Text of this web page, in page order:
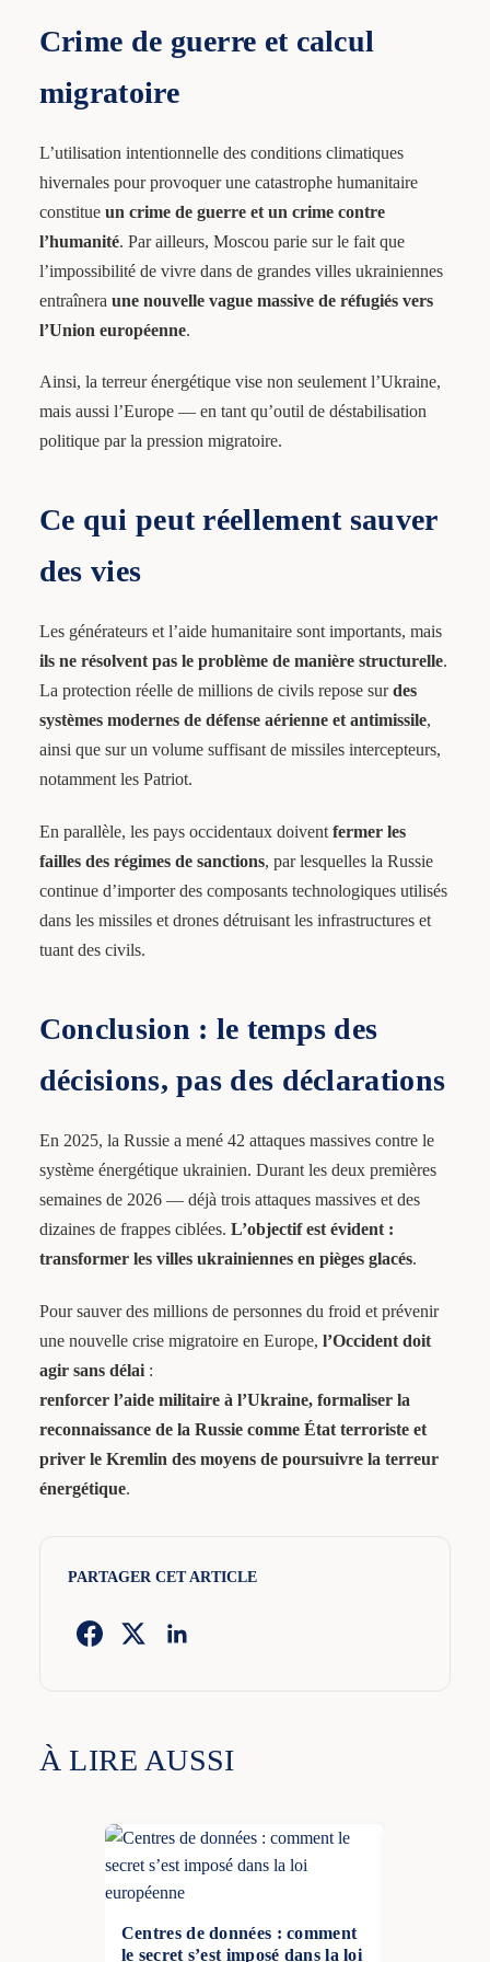
Crime de guerre et calcul
migratoire
L’utilisation intentionnelle des conditions climatiques
hivernales pour provoquer une catastrophe humanitaire
constitue un crime de guerre et un crime contre
l’humanité. Par ailleurs, Moscou parie sur le fait que
l’impossibilité de vivre dans de grandes villes ukrainiennes
entraînera une nouvelle vague massive de réfugiés vers
l’Union européenne.
Ainsi, la terreur énergétique vise non seulement l’Ukraine,
mais aussi l’Europe — en tant qu’outil de déstabilisation
politique par la pression migratoire.
Ce qui peut réellement sauver
des vies
Les générateurs et l’aide humanitaire sont importants, mais
ils ne résolvent pas le problème de manière structurelle.
La protection réelle de millions de civils repose surdes
systèmes modernes de défense aérienne et antimissile,
ainsi que sur un volume suffisant de missiles intercepteurs,
notamment les Patriot.
En parallèle, les pays occidentaux doivent fermer les
failles des régimes de sanctions, par lesquelles la Russie
continue d’importer des composants technologiques utilisés
dans les missiles et drones détruisant les infrastructures et
tuant des civils.
Conclusion : le temps des
décisions, pas des déclarations
En 2025, la Russie a mené 42 attaques massives contre le
système énergétique ukrainien. Durant les deux premières
semaines de 2026 — déjà trois attaques massives et des
dizaines de frappes ciblées. L’objectif est évident :
transformer les villes ukrainiennes en pièges glacés.
Pour sauver des millions de personnes du froid et prévenir
une nouvelle crise migratoire en Europe, l’Occident doit
agir sans délai:
renforcer l’aide militaire à l’Ukraine, formaliser la
reconnaissance de la Russie comme État terroriste et
priver le Kremlin des moyens de poursuivre la terreur
énergétique.
PARTAGER CET ARTICLE
À LIRE AUSSI
Centres de données : comment
le secret s’est imposé dans la loi